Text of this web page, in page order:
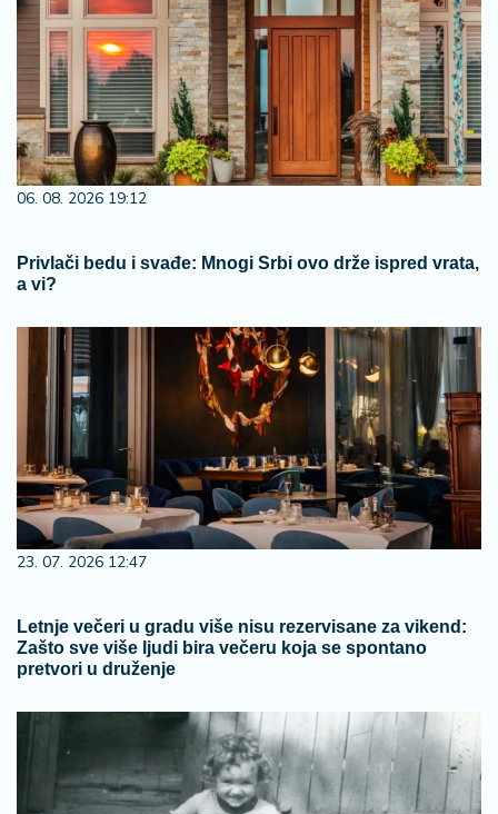
06. 08. 2026 19:12
Privlači bedu i svađe: Mnogi Srbi ovo drže ispred vrata,
a vi?
23. 07. 2026 12:47
Letnje večeri u gradu više nisu rezervisane za vikend:
Zašto sve više ljudi bira večeru koja se spontano
pretvori u druženje